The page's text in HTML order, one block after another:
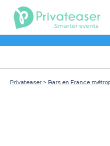
Privateaser Bars en France